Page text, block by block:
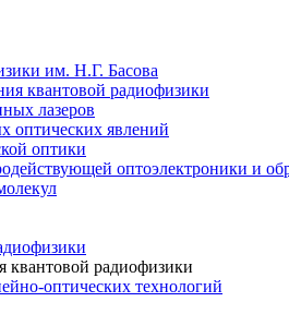
им. Н.Г. Басова
квантовой радиофизики
лазеров
оптических явлений
оптики
оптоэлектроники и
квантовой радиофизики
оптических технологий